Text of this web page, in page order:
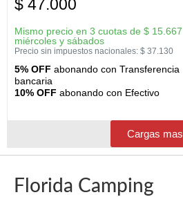
$ 47.000
Mismo precio en 3 cuotas de $ 15.667
miércoles y sábados
Precio sin impuestos nacionales: $ 37.130
5% OFF abonando con Transferencia
bancaria
10% OFF abonando con Efectivo
Cargas mas
Florida Camping